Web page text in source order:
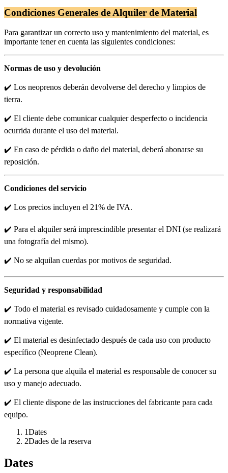
Condiciones Generales de Alquiler de Material
Para garantizar un correcto uso y mantenimiento del material, es
importante tener en cuenta las siguientes condiciones:
Normas de uso y devolución
✔️ Los neoprenos deberán devolverse del derecho y limpios de
tierra.
✔️ El cliente debe comunicar cualquier desperfecto o incidencia
ocurrida durante el uso del material.
✔️ En caso de pérdida o daño del material, deberá abonarse su
reposición.
Condiciones del servicio
✔️ Los precios incluyen el 21% de IVA.
✔️ Para el alquiler será imprescindible presentar el DNI (se realizará
una fotografía del mismo).
✔️ No se alquilan cuerdas por motivos de seguridad.
Seguridad y responsabilidad
✔️ Todo el material es revisado cuidadosamente y cumple con la
normativa vigente.
✔️ El material es desinfectado después de cada uso con producto
específico (Neoprene Clean).
✔️ La persona que alquila el material es responsable de conocer su
uso y manejo adecuado.
✔️ El cliente dispone de las instrucciones del fabricante para cada
equipo.
1Dates
2Dades de la reserva
Dates